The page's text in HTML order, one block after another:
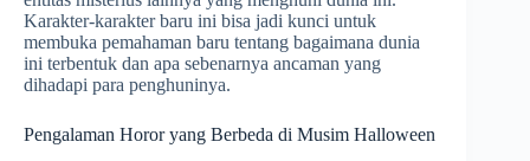
Karakter-karakter baru ini bisa jadi kunci untuk
membuka pemahaman baru tentang bagaimana dunia
ini terbentuk dan apa sebenarnya ancaman yang
dihadapi para penghuninya.
Pengalaman Horor yang Berbeda di Musim Halloween